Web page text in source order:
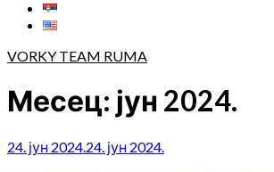
VORKY TEAM RUMA
Месец: јун 2024.
24. јун 2024.24. јун 2024.